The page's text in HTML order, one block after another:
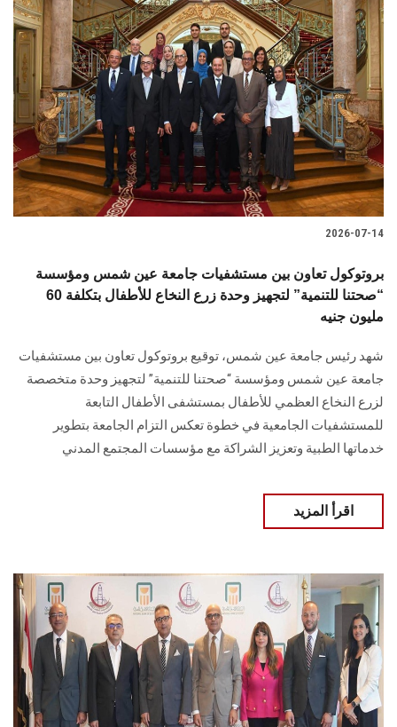
تواصل معنا
الطلاب
هيئة التدريس
الدراسات العليا
الموظفون
سجل الان
2026-07-14
بروتوكول تعاون بين مستشفيات جامعة عين شمس ومؤسسة
“صحتنا للتنمية” لتجهيز وحدة زرع النخاع للأطفال بتكلفة 60
مليون جنيه
شهد رئيس جامعة عين شمس، توقيع بروتوكول تعاون بين مستشفيات
جامعة عين شمس ومؤسسة “صحتنا للتنمية” لتجهيز وحدة متخصصة
لزرع النخاع العظمي للأطفال بمستشفى الأطفال التابعة
للمستشفيات الجامعية في خطوة تعكس التزام الجامعة بتطوير
خدماتها الطبية وتعزيز الشراكة مع مؤسسات المجتمع المدني
اقرأ المزيد